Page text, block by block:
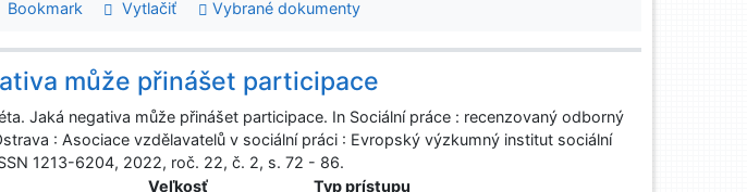
Bookmark Vytlačiť Vybrané dokumenty
může přinášet participace
Jaká negativa může přinášet participace. In Sociální práce : recenzovaný odborný
: Asociace vzdělavatelů v sociální práci : Evropský výzkumný institut sociální
1213-6204, 2022, roč. 22, č. 2, s. 72 - 86.
Veľkosť
Typ prístupu